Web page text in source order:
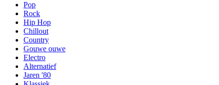
Pop
Rock
Hip Hop
Chillout
Country
Gouwe ouwe
Electro
Alternatief
Jaren '80